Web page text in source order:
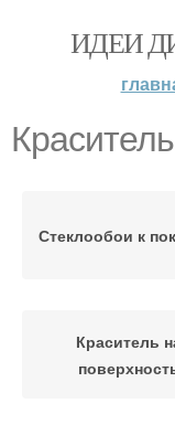
ИДЕИ
Стеклообои к
Краситель